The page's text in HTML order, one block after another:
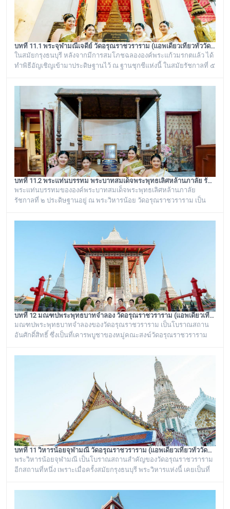
บทที่ 11.1 พระจุฬามณีเจดีย์ วัดอรุณราชวราราม (แอพเดียวเที่ยวทั่ววัดอรุณ)
ในสมัยกรุงธนบุรี หลังจากมีการสมโภชฉลององค์พระแก้วมรกตแล้ว ได้
ทำพิธีอัญเชิญเข้ามาประดิษฐานไว้ ณ ฐานชุกชีแห่งนี้ ในสมัยรัชกาลที่ ๕
บ้านได้เรียกเพี้ยนกันไปว่า “วิหารพระเขี้ยวแก้ว” พระจุฬามณีเจดีย์องค์นี้
เป็นสิ่งศักดิ์สิทธิ์ของวัดอรุณราชวราราม ที่ชาวบ้านในละแวกนี้ให้ความ
เคารพศรัทธาตั้งแต่ครั้งอดีตกาลจวบจนมาถึงยุคปัจ
บทที่ 11.2 พระแท่นบรรทม พระบาทสมเด็จพระพุทธเลิศหล้านภาลัย รัชกาลที่ ๒ วัดอรุณราชวราราม (แอพเดียวเที่ยวทั่ววัดอรุณ)
พระแท่นบรรทมขององค์พระบาทสมเด็จพระพุทธเลิศหล้านภาลัย
รัชกาลที่ ๒ ประดิษฐานอยู่ ณ พระวิหารน้อย วัดอรุณราชวราราม เป็น
ดั้งเดิมที่มีอยู่คู่กับวัดอรุณราชวรารามมาช้านาน ตั้งแต่เมื่อครั้งที่พระบาท
สมเด็จพระพุทธเลิศหล้านภาลัย รัชกาลที่ ๒ พระองค์ยังทรงครองพระยศ
ที่ สมเด็จพระเจ้าลูกยาเธอ ได้เสด็จมาประทับอยู่ที่พระราชวังเดิม
บทที่ 12 มณฑปพระพุทธบาทจำลอง วัดอรุณราชวราราม (แอพเดียวเที่ยวทั่ววัดอรุณ)
มณฑปพระพุทธบาทจำลองของวัดอรุณราชวราราม เป็นโบราณสถาน
อันศักดิ์สิทธิ์ ซึ่งเป็นที่เคารพบูชาของหมู่คณะสงฆ์วัดอรุณราชวราราม
กับพระวิหารใหญ่วัดอรุณราชวราราม บริเวณของฐานเป็นรูปสี่เหลี่ยมจตุ
รัส ก่อด้วยอิฐถือปูนประดับกระเบื้องถ้วยสีต่าง ๆ มีฐานทักษิณ ๒ ชั้น สร้าง
ขึ้นในรัชสมัยพระบาทสมเด็จพระนั่งเกล้าเจ้าอยู่หัว รัชกาลที่ ๓
บทที่ 11 วิหารน้อยจุฬามณี วัดอรุณราชวราราม (แอพเดียวเที่ยวทั่ววัดอรุณ)
พระวิหารน้อยจุฬามณี เป็นโบราณสถานสำคัญของวัดอรุณราชวราราม
อีกสถานที่หนึ่ง เพราะเมื่อครั้งสมัยกรุงธนบุรี พระวิหารแห่งนี้ เคยเป็นที่
ทำพิธีอัญเชิญ ย้ายไปประดิษฐานอยู่ที่ วัดพระศรีรัตนศาสดาราม หรือ วัด